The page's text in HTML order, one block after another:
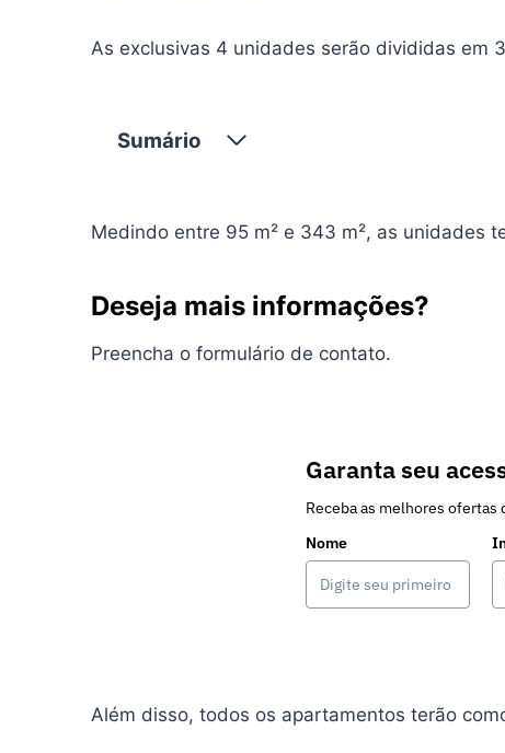
As exclusivas 4 unidades serão divididas em
Sumário
Medindo entre 95 m² e 343 m², as unidades
Deseja mais informações?
Preencha o formulário de contato.
Garanta seu
Receba as melhores
Nome
Além disso, todos os apartamentos terão